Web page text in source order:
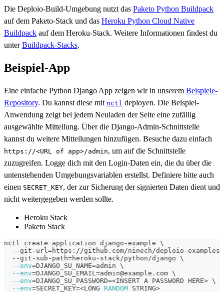
Die Deploio-Build-Umgebung nutzt das Paketo Python Buildpack
auf dem Paketo-Stack und das Heroku Python Cloud Native
Buildpack auf dem Heroku-Stack. Weitere Informationen findest du
unterBuildpack-Stacks.
Beispiel-App
Eine einfache Python Django App zeigen wir in unserem Beispiele-
Repository. Du kannst diese mit nctl deployen. Die Beispiel-
Anwendung zeigt bei jedem Neuladen der Seite eine zufällig
ausgewählte Mitteilung. Über die Django-Admin-Schnittstelle
kannst du weitere Mitteilungen hinzufügen. Besuche dazu einfach
https://<URL of app>/admin, um auf die Schnittstelle
zuzugreifen. Logge dich mit den Login-Daten ein, die du über die
untenstehenden Umgebungsvariablen erstellst. Definiere bitte auch
einen SECRET_KEY, der zur Sicherung der signierten Daten dient und
nicht weitergegeben werden sollte.
Heroku Stack
Paketo Stack
nctl create application django-example \
  --git-url
=https://github.com/ninech/deploio-examples
  --git-sub-path
=heroku-stack/python/django \
--env=DJANGO_SU_NAME=admin \
--env=DJANGO_SU_EMAIL =admin@example.com \
--env=DJANGO_SU_PASSWORD=<INSERT A PASSWORD HERE> \
--env=SECRET_KEY=<LONG RANDOM STRING>